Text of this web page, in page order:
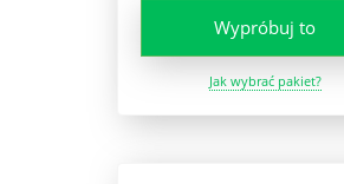
Wypróbuj to
Jak wybrać pakiet?